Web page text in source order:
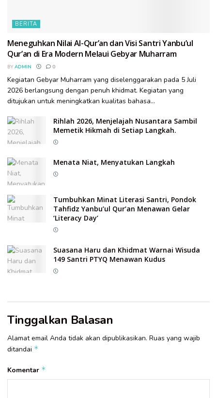
BERITA
Meneguhkan Nilai Al-Qur’an dan Visi Santri Yanbu’ul
Qur’an di Era Modern Melaui Gebyar Muharram
BY ADMIN 0
Kegiatan Gebyar Muharram yang diselenggarakan pada 5 Juli
2026 berlangsung dengan penuh khidmat. Kegiatan yang
ditujukan untuk meningkatkan kualitas bahasa...
Rihlah 2026, Menjelajah Nusantara Sambil
Memetik Hikmah di Setiap Langkah.
Menata Niat, Menyatukan Langkah
Tumbuhkan Minat Literasi Santri, Pondok
Tahfidz Yanbu’ul Qur’an Menawan Gelar
‘Literacy Day’
Suasana Haru dan Khidmat Warnai Wisuda
149 Santri PTYQ Menawan Kudus
Tinggalkan Balasan
Alamat email Anda tidak akan dipublikasikan. Ruas yang wajib
ditandai *
Komentar *